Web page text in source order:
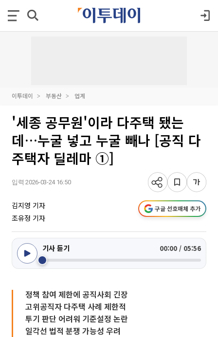
이투데이 부동산 업계
'세종 공무원'이라 다주택 됐는
데…누굴 넣고 누굴 빼나 [공직 다
주택자 딜레마 ①]
입력 2026-03-24 16:50
김지영 기자
조유정 기자
구글 선호매체 추가
기사 듣기 00:00 / 05:56
정책 참여 제한에 공직사회 긴장
고위공직자 다주택 사례 제한적
투기 판단 어려워 기준설정 논란
일각선 법적 분쟁 가능성 우려